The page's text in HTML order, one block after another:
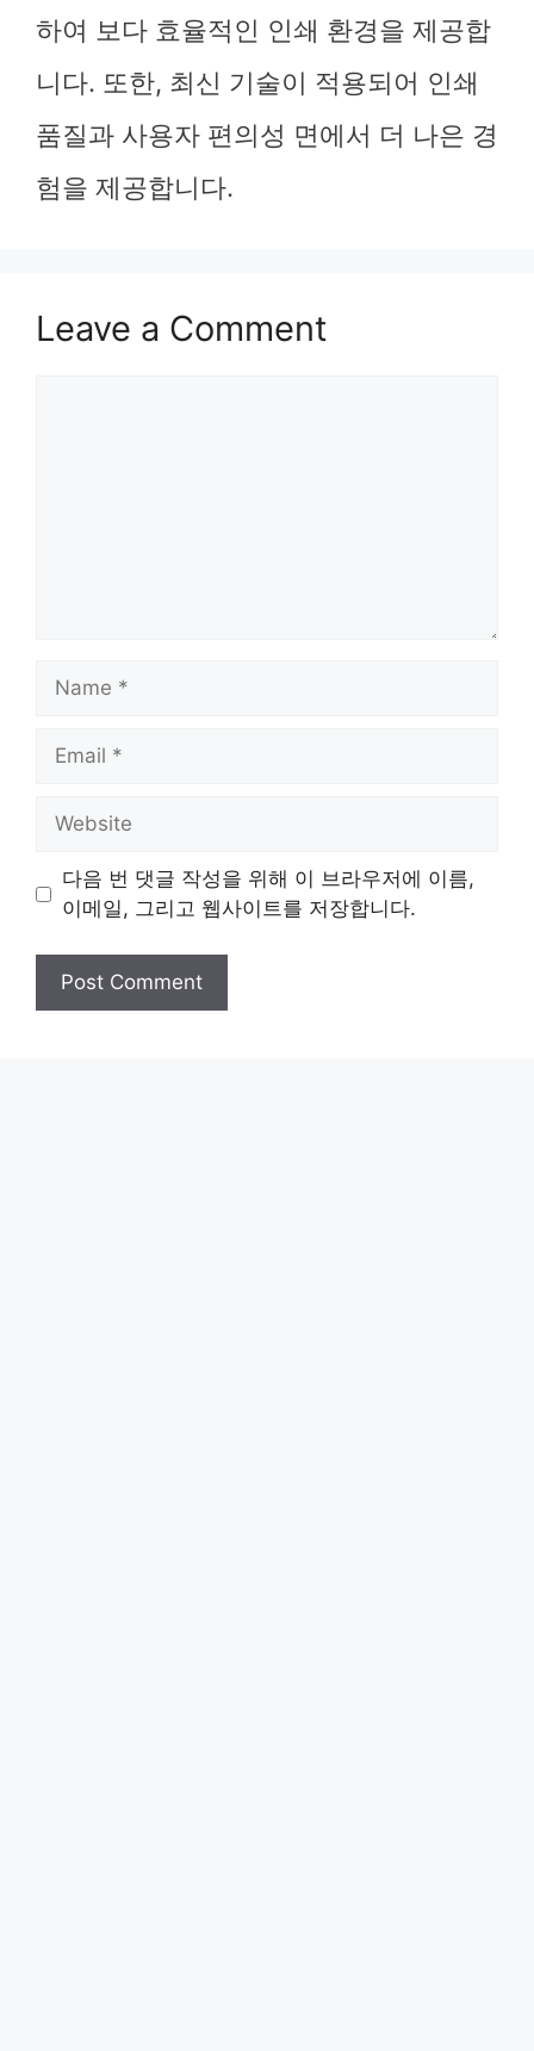
하여 보다 효율적인 인쇄 환경을 제공합
니다. 또한, 최신 기술이 적용되어 인쇄
품질과 사용자 편의성 면에서 더 나은 경
험을 제공합니다.
Leave a Comment
Name
Email
Website
다음 번 댓글 작성을 위해 이 브라우저에 이름,
이메일, 그리고 웹사이트를 저장합니다.